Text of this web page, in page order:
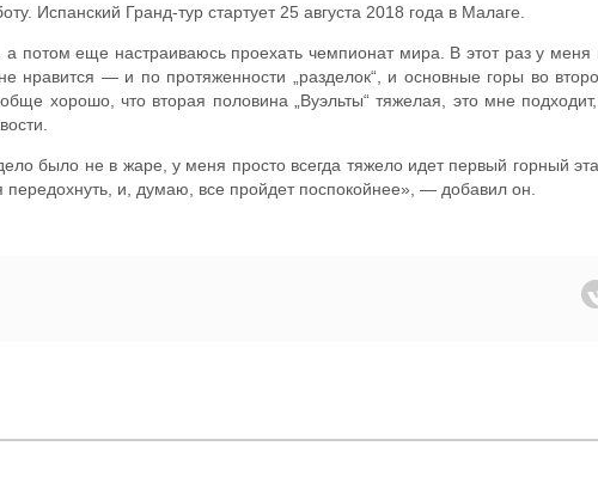
Испанский Гранд-тур стартует 25 августа 2018 года в Малаге.
а потом еще настраиваюсь проехать чемпионат мира. В этот раз у
нравится — и по протяженности „разделок“, и основные горы во
хорошо, что вторая половина „Вуэльты“ тяжелая, это мне
было не в жаре, у меня просто всегда тяжело идет первый горный
передохнуть, и, думаю, все пройдет поспокойнее», — добавил он.